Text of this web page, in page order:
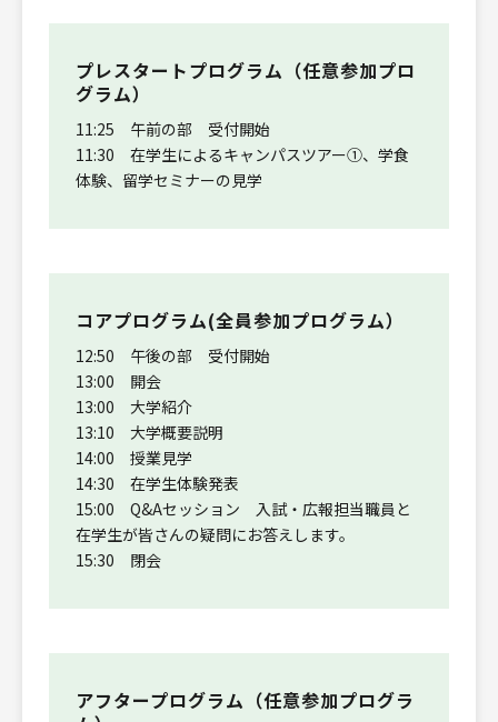
プレスタートプログラム（任意参加プロ
グラム）
11:25 午前の部 受付開始
11:30 在学生によるキャンパスツアー①、学食
体験、留学セミナーの見学
コアプログラム(全員参加プログラム）
12:50 午後の部 受付開始
13:00 開会
13:00 大学紹介
13:10 大学概要説明
14:00 授業見学
14:30 在学生体験発表
15:00 Q&Aセッション 入試・広報担当職員と
在学生が皆さんの疑問にお答えします。
15:30 閉会
アフタープログラム（任意参加プログラ